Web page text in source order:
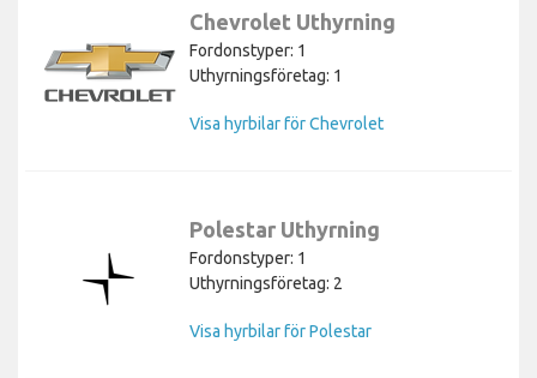
Chevrolet Uthyrning
Fordonstyper: 1
Uthyrningsföretag: 1
Visa hyrbilar för Chevrolet
Polestar Uthyrning
Fordonstyper: 1
Uthyrningsföretag: 2
Visa hyrbilar för Polestar